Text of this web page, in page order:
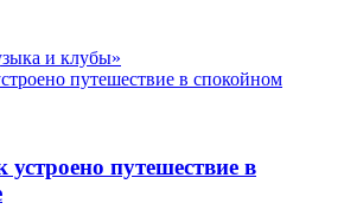
и клубы»
путешествие в